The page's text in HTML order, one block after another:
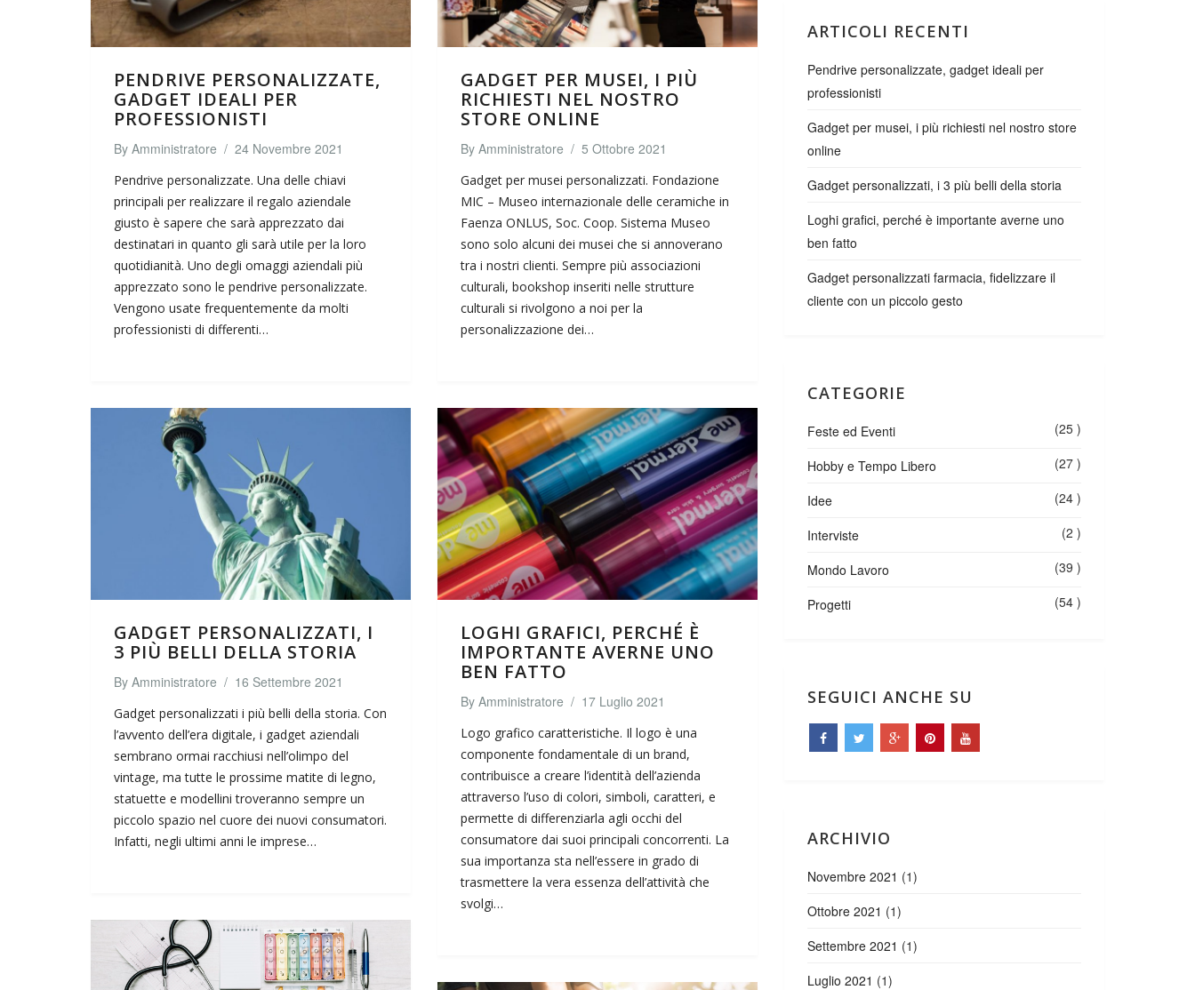
PENDRIVE PERSONALIZZATE,
GADGET IDEALI PER
PROFESSIONISTI
By Amministratore / 24 Novembre 2021
Pendrive personalizzate. Una delle chiavi
principali per realizzare il regalo aziendale
giusto è sapere che sarà apprezzato dai
destinatari in quanto gli sarà utile per la loro
quotidianità. Uno degli omaggi aziendali più
apprezzato sono le pendrive personalizzate.
Vengono usate frequentemente da molti
professionisti di differenti…
GADGET PER MUSEI, I PIÙ
RICHIESTI NEL NOSTRO
STORE ONLINE
By Amministratore / 5 Ottobre 2021
Gadget per musei personalizzati. Fondazione
MIC – Museo internazionale delle ceramiche in
Faenza ONLUS, Soc. Coop. Sistema Museo
sono solo alcuni dei musei che si annoverano
tra i nostri clienti. Sempre più associazioni
culturali, bookshop inseriti nelle strutture
culturali si rivolgono a noi per la
personalizzazione dei…
GADGET PERSONALIZZATI, I
3 PIÙ BELLI DELLA STORIA
By Amministratore / 16 Settembre 2021
Gadget personalizzati i più belli della storia. Con
l’avvento dell’era digitale, i gadget aziendali
sembrano ormai racchiusi nell’olimpo del
vintage, ma tutte le prossime matite di legno,
statuette e modellini troveranno sempre un
piccolo spazio nel cuore dei nuovi consumatori.
Infatti, negli ultimi anni le imprese…
LOGHI GRAFICI, PERCHÉ È
IMPORTANTE AVERNE UNO
BEN FATTO
By Amministratore / 17 Luglio 2021
Logo grafico caratteristiche. Il logo è una
componente fondamentale di un brand,
contribuisce a creare l’identità dell’azienda
attraverso l’uso di colori, simboli, caratteri, e
permette di differenziarla agli occhi del
consumatore dai suoi principali concorrenti. La
sua importanza sta nell’essere in grado di
trasmettere la vera essenza dell’attività che
svolgi…
ARTICOLI RECENTI
Pendrive personalizzate, gadget ideali per
professionisti
Gadget per musei, i più richiesti nel nostro store
online
Gadget personalizzati, i 3 più belli della storia
Loghi grafici, perché è importante averne uno
ben fatto
Gadget personalizzati farmacia, fidelizzare il
cliente con un piccolo gesto
CATEGORIE
Feste ed Eventi (25 )
Hobby e Tempo Libero (27 )
Idee (24 )
Interviste (2 )
Mondo Lavoro (39 )
Progetti (54 )
SEGUICI ANCHE SU
ARCHIVIO
Novembre 2021 (1)
Ottobre 2021 (1)
Settembre 2021 (1)
Luglio 2021 (1)